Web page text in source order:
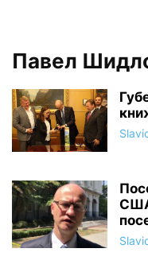
Павел